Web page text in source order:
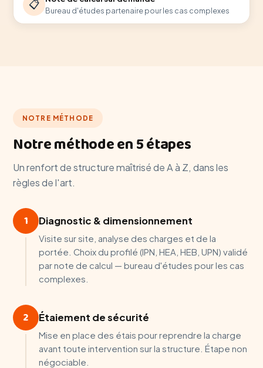
📋 Bureau d'études partenaire pour les cas complexes
NOTRE MÉTHODE
Notre méthode en 5 étapes
Un renfort de structure maîtrisé de A à Z, dans les
règles de l'art.
1 Diagnostic & dimensionnement
Visite sur site, analyse des charges et de la
portée. Choix du profilé (IPN, HEA, HEB, UPN) validé
par note de calcul — bureau d'études pour les cas
complexes.
2 Étaiement de sécurité
Mise en place des étais pour reprendre la charge
avant toute intervention sur la structure. Étape non
négociable.